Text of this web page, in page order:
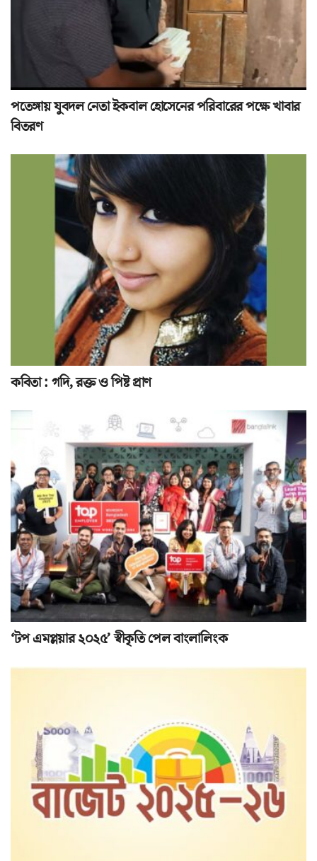
পতেঙ্গায় যুবদল নেতা ইকবাল হোসেনের পরিবারের পক্ষে খাবার
বিতরণ
কবিতা : গদি, রক্ত ও পিষ্ট প্রাণ
‘টপ এমপ্লয়ার ২০২৫’ স্বীকৃতি পেল বাংলালিংক